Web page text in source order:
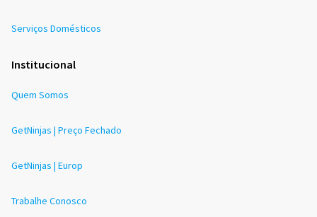
Serviços Domésticos
Institucional
Quem Somos
GetNinjas | Preço Fechado
GetNinjas | Europ
Trabalhe Conosco